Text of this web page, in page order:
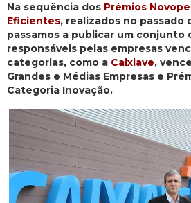
Na sequência dos Prémios
Eficientes, realizados no passado
passamos a publicar um conjunto
responsáveis pelas empresas
categorias, como a Caixiave,
Grandes e Médias Empresas e
Categoria Inovação.